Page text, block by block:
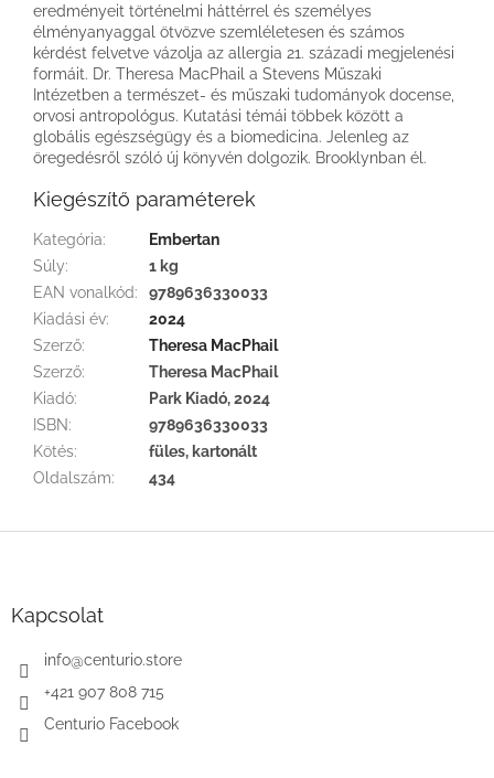
eredményeit történelmi háttérrel és személyes
élményanyaggal ötvözve szemléletesen és számos
kérdést felvetve vázolja az allergia 21. századi megjelenési
formáit. Dr. Theresa MacPhail a Stevens Műszaki
Intézetben a természet- és műszaki tudományok docense,
orvosi antropológus. Kutatási témái többek között a
globális egészségügy és a biomedicina. Jelenleg az
öregedésről szóló új könyvén dolgozik. Brooklynban él.
Kiegészítő paraméterek
Kategória:
Embertan
Súly:
1 kg
EAN vonalkód:
9789636330033
Kiadási év:
2024
Szerző:
Theresa MacPhail
Szerző:
Theresa MacPhail
Kiadó:
Park Kiadó, 2024
ISBN:
9789636330033
Kötés:
füles, kartonált
Oldalszám: 434
Kapcsolat
info@centurio.store
+421 907 808 715
Centurio Facebook